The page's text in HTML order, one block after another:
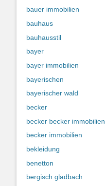
bauer immobilien
bauhaus
bauhausstil
bayer
bayer immobilien
bayerischen
bayerischer wald
becker
becker becker immobilien
becker immobilien
bekleidung
benetton
bergisch gladbach